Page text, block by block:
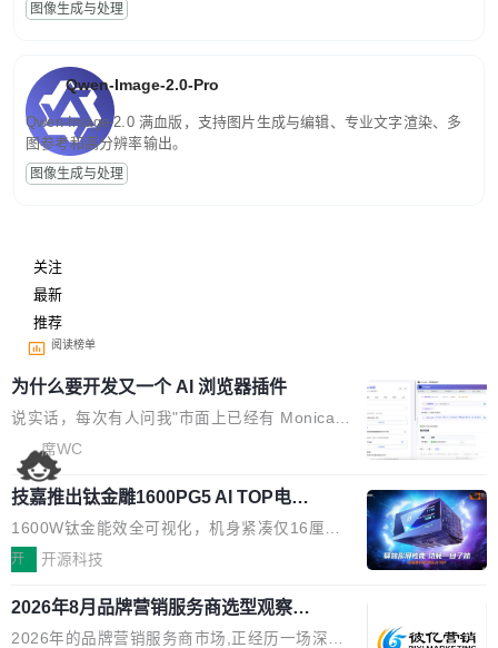
图像生成与处理
Qwen-Image-2.0-Pro
Qwen-Image-2.0 满血版，支持图片生成与编辑、专业文字渲染、多
图参考和高分辨率输出。
图像生成与处理
关注
最新
推荐
阅读榜单
为什么要开发又一个 AI 浏览器插件
说实话，每次有人问我"市面上已经有 Monica、
Sider、Copilot for Chrome 这些 AI 浏览器插件
了，你为什么还要再做一个"，我都觉得这个问题
问得好。 因为我自己也是从用户变成开发者的。
现有产品的天花板 我用过不少 AI 浏览器插件。
刚开始觉得都挺好——选中一段文字，弹出解
要。但用久了你会发现，它们本质上都是同一类
东西：一个带网页上下文的聊天框。 它们能读取
席WC
技嘉推出钛金雕1600PG5 AI TOP电
源：为发烧级主机与本地AI算力打造旗
舰供电方案
1600W钛金能效全可视化，机身紧凑仅16厘米
继2026台北电脑展首度亮相后，技嘉科技近日正
电源专为发烧级DIY主机与本地AI算力平台打
造，整机长度仅16厘米，提供1600W额定功率
开 开源科技
2026年8月品牌营销服务商选型观察：
从流量思维到品牌资产思维的范式转移
2026年的品牌营销服务商市场,正经历一场深刻